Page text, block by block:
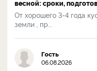
весной: сроки,
От хорошего 3-4 года
земли , пр...
Гость
06.08.2026